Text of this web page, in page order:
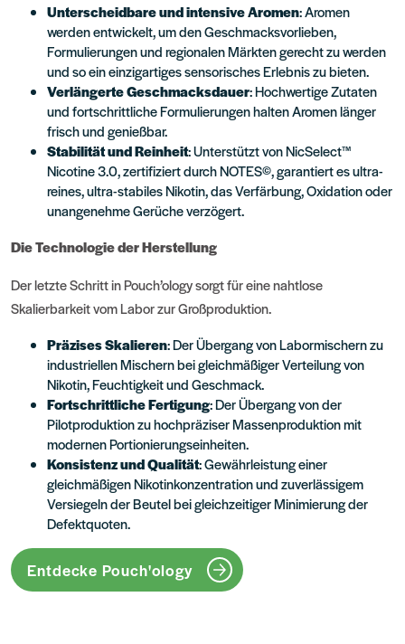
Unterscheidbare und intensive Aromen: Aromen
werden entwickelt, um den Geschmacksvorlieben,
Formulierungen und regionalen Märkten gerecht zu werden
und so ein einzigartiges sensorisches Erlebnis zu bieten.
Verlängerte Geschmacksdauer: Hochwertige Zutaten
und fortschrittliche Formulierungen halten Aromen länger
frisch und genießbar.
Stabilität und Reinheit: Unterstützt von NicSelect™
Nicotine 3.0, zertifiziert durch NOTES©, garantiert es ultra-
reines, ultra-stabiles Nikotin, das Verfärbung, Oxidation oder
unangenehme Gerüche verzögert.
Die Technologie der Herstellung
Der letzte Schritt in Pouch’ology sorgt für eine nahtlose
Skalierbarkeit vom Labor zur Großproduktion.
Präzises Skalieren: Der Übergang von Labormischern zu
industriellen Mischern bei gleichmäßiger Verteilung von
Nikotin, Feuchtigkeit und Geschmack.
Fortschrittliche Fertigung: Der Übergang von der
Pilotproduktion zu hochpräziser Massenproduktion mit
modernen Portionierungseinheiten.
Konsistenz und Qualität: Gewährleistung einer
gleichmäßigen Nikotinkonzentration und zuverlässigem
Versiegeln der Beutel bei gleichzeitiger Minimierung der
Defektquoten.
Entdecke Pouch'ology